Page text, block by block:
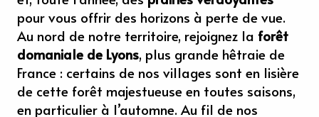
pour vous offrir des horizons à perte de vue.
Au nord de notre territoire, rejoignez la forêt
domaniale de Lyons, plus grande hêtraie de
France : certains de nos villages sont en lisière
de cette forêt majestueuse en toutes saisons,
en particulier à l’automne. Au fil de nos